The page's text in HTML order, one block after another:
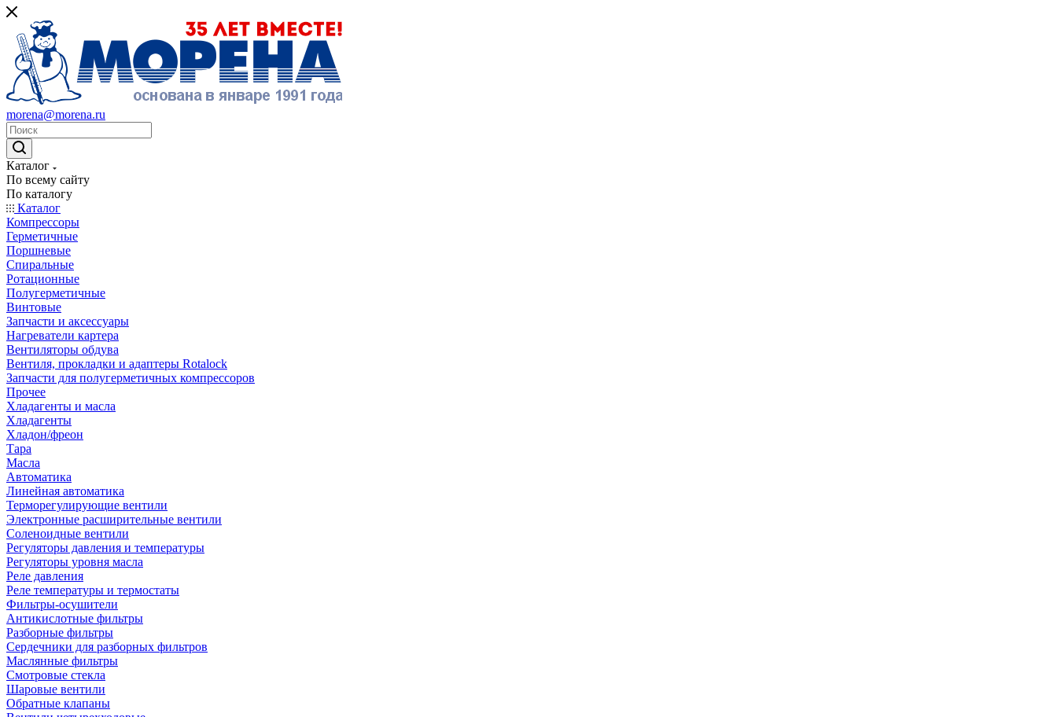
morena@morena.ru
Каталог
По всему сайту
По каталогу
Каталог
Компрессоры
Герметичные
Поршневые
Спиральные
Ротационные
Полугерметичные
Винтовые
Запчасти и аксессуары
Нагреватели картера
Вентиляторы обдува
Вентиля, прокладки и адаптеры Rotalock
Запчасти для полугерметичных компрессоров
Прочее
Хладагенты и масла
Хладагенты
Хладон/фреон
Тара
Масла
Автоматика
Линейная автоматика
Терморегулирующие вентили
Электронные расширительные вентили
Соленоидные вентили
Регуляторы давления и температуры
Регуляторы уровня масла
Реле давления
Реле температуры и термостаты
Фильтры-осушители
Антикислотные фильтры
Разборные фильтры
Сердечники для разборных фильтров
Маслянные фильтры
Смотровые стекла
Шаровые вентили
Обратные клапаны